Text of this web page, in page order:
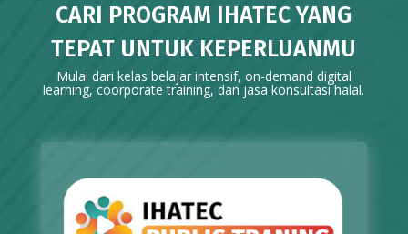
CARI PROGRAM IHATEC YANG
TEPAT UNTUK KEPERLUANMU
Mulai dari kelas belajar intensif, on-demand digital
learning, coorporate training, dan jasa konsultasi halal.